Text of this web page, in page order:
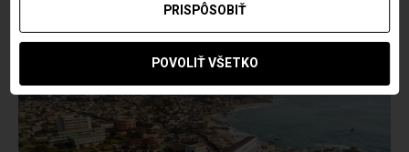
Hana Hudson 14. DECEMBRA 2021
PRISPÔSOBIŤ
POVOLIŤ VŠETKO